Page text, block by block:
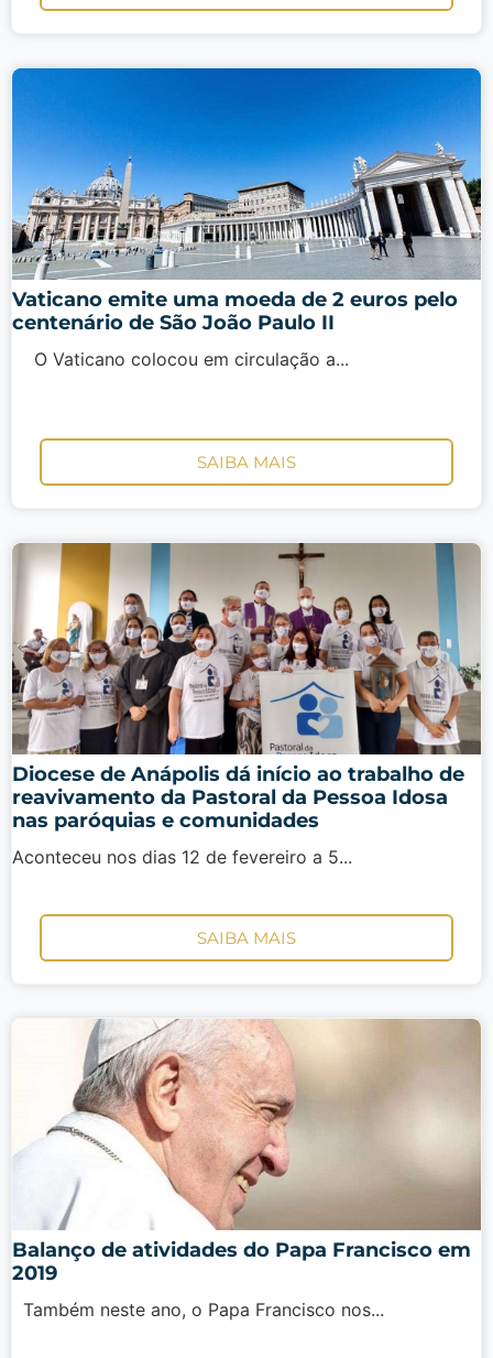
Vaticano emite uma moeda de 2 euros pelo
centenário de São João Paulo II
O Vaticano colocou em circulação a...
SAIBA MAIS
Diocese de Anápolis dá início ao trabalho de
reavivamento da Pastoral da Pessoa Idosa
nas paróquias e comunidades
Aconteceu nos dias 12 de fevereiro a 5...
SAIBA MAIS
Balanço de atividades do Papa Francisco em
2019
Também neste ano, o Papa Francisco nos...